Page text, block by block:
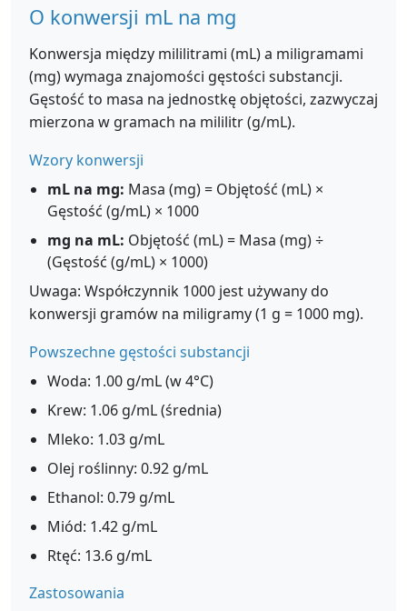
O konwersji mL na mg
Konwersja między mililitrami (mL) a miligramami
(mg) wymaga znajomości gęstości substancji.
Gęstość to masa na jednostkę objętości, zazwyczaj
mierzona w gramach na mililitr (g/mL).
Wzory konwersji
mL na mg: Masa (mg) = Objętość (mL) ×
Gęstość (g/mL) × 1000
mg na mL: Objętość (mL) = Masa (mg) ÷
(Gęstość (g/mL) × 1000)
Uwaga: Współczynnik 1000 jest używany do
konwersji gramów na miligramy (1 g = 1000 mg).
Powszechne gęstości substancji
Woda: 1.00 g/mL (w 4°C)
Krew: 1.06 g/mL (średnia)
Mleko: 1.03 g/mL
Olej roślinny: 0.92 g/mL
Ethanol: 0.79 g/mL
Miód: 1.42 g/mL
Rtęć: 13.6 g/mL
Zastosowania